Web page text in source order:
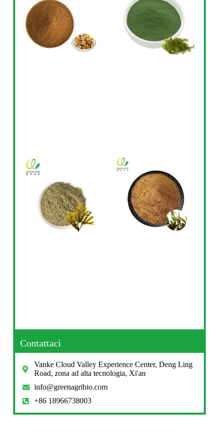
Contattaci
Vanke Cloud Valley Experience Center, Deng Ling
Road, zona ad alta tecnologia, Xi'an
info@greenagribio.com
+86 18966738003